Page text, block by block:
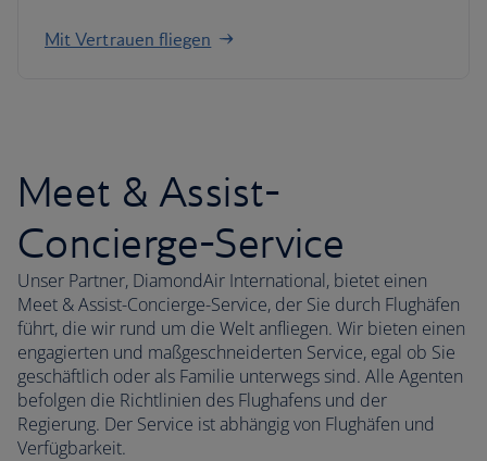
Mit Vertrauen fliegen
Meet & Assist-
Concierge-Service
Unser Partner, DiamondAir International, bietet einen
Meet & Assist-Concierge-Service, der Sie durch Flughäfen
führt, die wir rund um die Welt anfliegen. Wir bieten einen
engagierten und maßgeschneiderten Service, egal ob Sie
geschäftlich oder als Familie unterwegs sind. Alle Agenten
befolgen die Richtlinien des Flughafens und der
Regierung. Der Service ist abhängig von Flughäfen und
Verfügbarkeit.